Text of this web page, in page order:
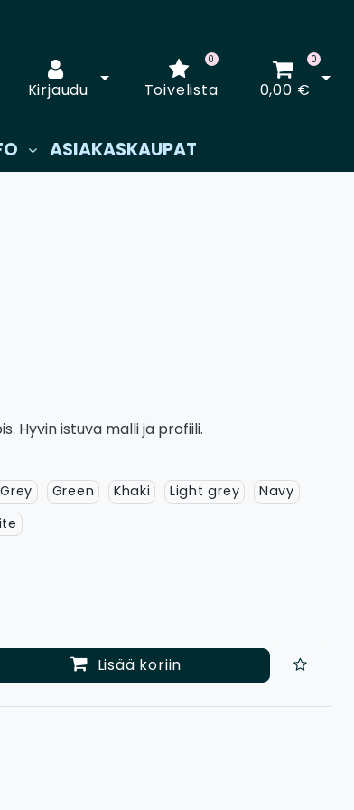
Kirjaudu
Avaa kirjautuminen
Toivelista
0 0
0,00 €
ASIAKASKAUPAT
Hyvin istuva malli ja profiili.
Green Khaki Light grey
Navy
määrää Lisää koriin